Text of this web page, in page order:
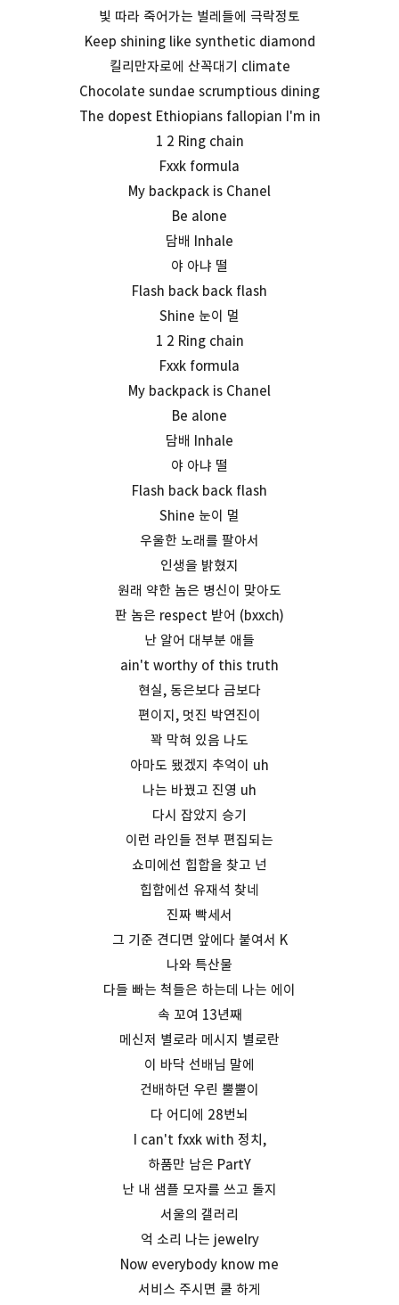
빛 따라 죽어가는 벌레들에 극락정토
Keep shining like synthetic diamond
킬리만자로에 산꼭대기 climate
Chocolate sundae scrumptious dining
The dopest Ethiopians fallopian I'm in
1 2 Ring chain
Fxxk formula
My backpack is Chanel
Be alone
담배 Inhale
야 아냐 떨
Flash back back flash
Shine 눈이 멀
1 2 Ring chain
Fxxk formula
My backpack is Chanel
Be alone
담배 Inhale
야 아냐 떨
Flash back back flash
Shine 눈이 멀
우울한 노래를 팔아서
인생을 밝혔지
원래 약한 놈은 병신이 맞아도
판 놈은 respect 받어 (bxxch)
난 알어 대부분 애들
ain't worthy of this truth
현실, 동은보다 금보다
편이지, 멋진 박연진이
꽉 막혀 있음 나도
아마도 됐겠지 추억이 uh
나는 바꿨고 진영 uh
다시 잡았지 승기
이런 라인들 전부 편집되는
쇼미에선 힙합을 찾고 넌
힙합에선 유재석 찾네
진짜 빡세서
그 기준 견디면 앞에다 붙여서 K
나와 특산물
다들 빠는 척들은 하는데 나는 에이
속 꼬여 13년째
메신저 별로라 메시지 별로란
이 바닥 선배님 말에
건배하던 우린 뿔뿔이
다 어디에 28번뇌
I can't fxxk with 정치,
하품만 남은 PartY
난 내 샘플 모자를 쓰고 돌지
서울의 갤러리
억 소리 나는 jewelry
Now everybody know me
서비스 주시면 쿨 하게